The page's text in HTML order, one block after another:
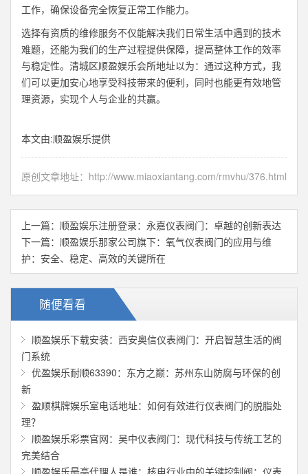
工作，确保设备完全恢复正常工作能力。
选择有资质的维修服务不仅能解决我们日常生活中遇到的技术
难题，还能为我们的生产过程提供保障，提高整体工作的效率
与稳定性。清城区顺盈娱乐会所地址以为：通过这种方式，我
们可以更加安心地享受科技带来的便利，同时也能更有效地管
理资源，实现个人与企业的共赢。
本文由:顺盈娱乐提供
原创文章地址： http://www.miaoxiantang.com/rmvhu/376.html
上一篇： 顺盈娱乐注册登录：永嘉仪表阀门：卓越的创新表达
下一篇： 顺盈娱乐那家公司旗下：氧气仪表阀门的应用与维
护：安全、稳定、高效的关键所在
随便看看
顺盈娱乐下载安装：西安奥信仪表阀门：开启智慧生活的阀
门系统
优盈娱乐耐顺63390：东方之巅：苏州东山防腐与环保的创
新
盈顺棋牌娱乐室电话地址：如何有效进行仪表阀门的脱脂处
理？
顺盈娱乐彩票官网：吴中仪表阀门：现代科技与传统工艺的
完美结合
顺盈娱乐最高代理人是谁：核电行业中的关键控制阀：仪表